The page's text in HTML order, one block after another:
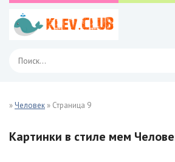
»Человек » Страница 9
Картинки в стиле мем